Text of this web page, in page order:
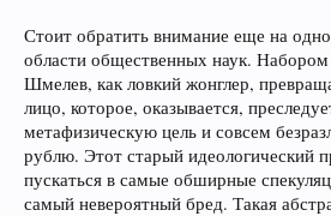
Стоит обратить внимание еще на
области общественных наук. Набором
Шмелев, как ловкий жонглер,
лицо, которое, оказывается,
метафизическую цель и совсем
рублю. Этот старый идеологический
пускаться в самые обширные
самый невероятный бред. Такая